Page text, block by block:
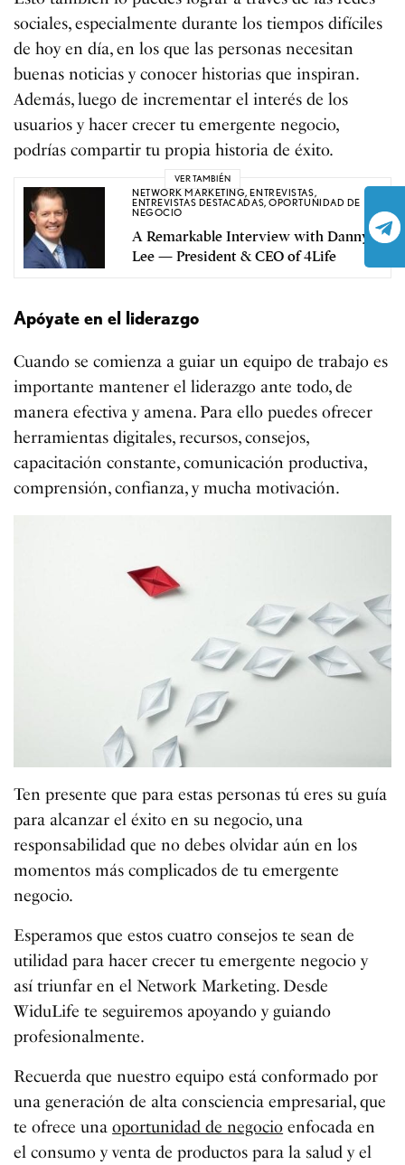
sociales, especialmente durante los tiempos difíciles
de hoy en día, en los que las personas necesitan
buenas noticias y conocer historias que inspiran.
Además, luego de incrementar el interés de los
usuarios y hacer crecer tu emergente negocio,
podrías compartir tu propia historia de éxito.
VER TAMBIÉN
NETWORK MARKETING,ENTREVISTAS,
ENTREVISTAS DESTACADAS,OPORTUNIDAD DE
NEGOCIO
A Remarkable Interview with Danny
Lee — President & CEO of 4Life
Apóyate en el liderazgo
Cuando se comienza a guiar un equipo de trabajo es
importante mantener el liderazgo ante todo, de
manera efectiva y amena. Para ello puedes ofrecer
herramientas digitales, recursos, consejos,
capacitación constante, comunicación productiva,
comprensión, confianza, y mucha motivación.
Ten presente que para estas personas tú eres su guía
para alcanzar el éxito en su negocio, una
responsabilidad que no debes olvidar aún en los
momentos más complicados de tu emergente
negocio.
Esperamos que estos cuatro consejos te sean de
utilidad para hacer crecer tu emergente negocio y
así triunfar en el Network Marketing. Desde
WiduLife te seguiremos apoyando y guiando
profesionalmente.
Recuerda que nuestro equipo está conformado por
una generación de alta consciencia empresarial, que
te ofrece unaoportunidad de negocio enfocada en
el consumo y venta de productos para la salud y el